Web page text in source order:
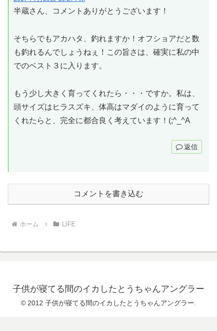
半蔵さん、コメントありがとうございます！
そちらでもアカハタ、釣れますか！オフショアだと数
も釣れるんでしょうねぇ！この旨さは、確実に私の中
でのベスト３に入ります。
もう少し大きく育ってくれたら・・・ですか。私は、
頭サイズはヒラスズキ、体高はマダイのように育って
くれたらと、完全に都合良く考えています！(;^_^A
返信
コメントを書き込む
ホーム LIFE
子供が寝てる間のイカしたとうちゃんアングラー
© 2012 子供が寝てる間のイカしたとうちゃんアングラー.